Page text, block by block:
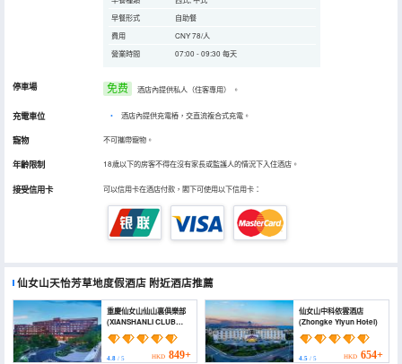
早餐形式
自助餐
費用
CNY 78/人
營業時間
07:00 - 09:30 每天
停車場 免费 酒店內提供私人（住客專用） 。
充電車位 • 酒店內提供充電樁，交直流複合式充電。
寵物 不可攜帶寵物。
年齡限制 18歲以下的房客不得在沒有家長或監護人的情況下入住酒店。
接受信用卡 可以信用卡在酒店付款，閣下可使用以下信用卡：
仙女山天怡芳草地度假酒店 附近酒店推薦
重慶仙女山仙山裏俱樂部
(XIANSHANLI CLUB
CHONGQING FAIRY
MOUNTAIN)
4.8 / 5 HKD 849+
仙女山中科依雲酒店
(Zhongke Yiyun Hotel)
4.5/ 5 HKD 654+